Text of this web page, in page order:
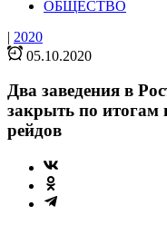
ОБЩЕСТВО
| 2020
05.10.2020
Два заведения в
закрыть по
рейдов